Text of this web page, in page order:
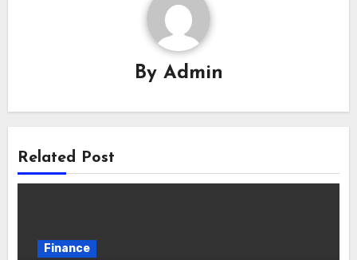
By Admin
Related Post
Finance